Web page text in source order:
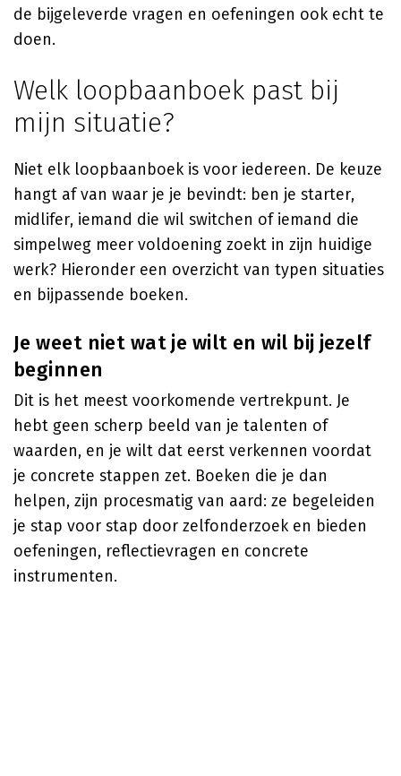
de bijgeleverde vragen en oefeningen ook echt te
doen.
Welk loopbaanboek past bij
mijn situatie?
Niet elk loopbaanboek is voor iedereen. De keuze
hangt af van waar je je bevindt: ben je starter,
midlifer, iemand die wil switchen of iemand die
simpelweg meer voldoening zoekt in zijn huidige
werk? Hieronder een overzicht van typen situaties
en bijpassende boeken.
Je weet niet wat je wilt en wil bij jezelf
beginnen
Dit is het meest voorkomende vertrekpunt. Je
hebt geen scherp beeld van je talenten of
waarden, en je wilt dat eerst verkennen voordat
je concrete stappen zet. Boeken die je dan
helpen, zijn procesmatig van aard: ze begeleiden
je stap voor stap door zelfonderzoek en bieden
oefeningen, reflectievragen en concrete
instrumenten.